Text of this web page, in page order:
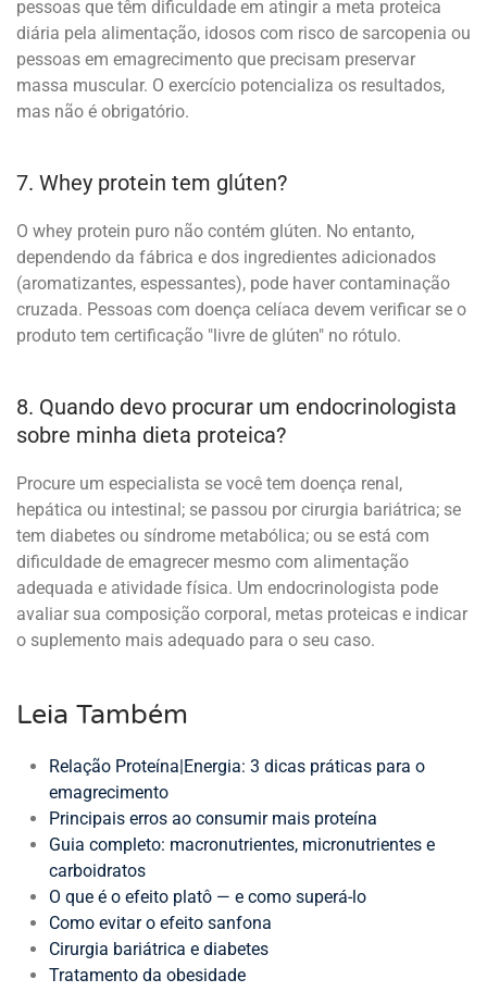
pessoas que têm dificuldade em atingir a meta proteica
diária pela alimentação, idosos com risco de sarcopenia ou
pessoas em emagrecimento que precisam preservar
massa muscular. O exercício potencializa os resultados,
mas não é obrigatório.
7. Whey protein tem glúten?
O whey protein puro não contém glúten. No entanto,
dependendo da fábrica e dos ingredientes adicionados
(aromatizantes, espessantes), pode haver contaminação
cruzada. Pessoas com doença celíaca devem verificar se o
produto tem certificação "livre de glúten" no rótulo.
8. Quando devo procurar um endocrinologista
sobre minha dieta proteica?
Procure um especialista se você tem doença renal,
hepática ou intestinal; se passou por cirurgia bariátrica; se
tem diabetes ou síndrome metabólica; ou se está com
dificuldade de emagrecer mesmo com alimentação
adequada e atividade física. Um endocrinologista pode
avaliar sua composição corporal, metas proteicas e indicar
o suplemento mais adequado para o seu caso.
Leia Também
Relação Proteína|Energia: 3 dicas práticas para o
emagrecimento
Principais erros ao consumir mais proteína
Guia completo: macronutrientes, micronutrientes e
carboidratos
O que é o efeito platô — e como superá-lo
Como evitar o efeito sanfona
Cirurgia bariátrica e diabetes
Tratamento da obesidade